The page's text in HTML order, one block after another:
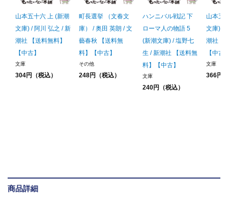
山本五十六 上 (新潮
文庫) / 阿川 弘之 / 新
潮社 【送料無料】
【中古】
文庫
304円（税込）
町長選挙 （文春文
庫） / 奥田 英朗 / 文
藝春秋 【送料無
料】【中古】
その他
248円（税込）
ハンニバル戦記 下
ローマ人の物語 5
(新潮文庫) / 塩野七
生 / 新潮社 【送料無
料】【中古】
文庫
240円（税込）
山本五
文庫) /
潮社 【
【中古
文庫
366円
商品詳細